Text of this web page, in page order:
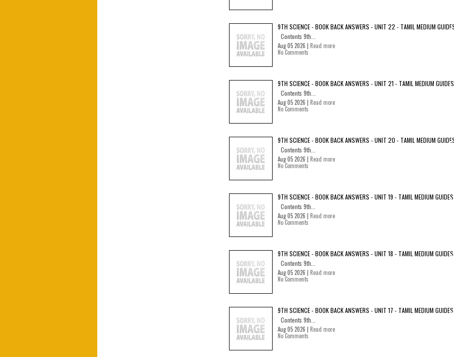
9TH SCIENCE - BOOK BACK ANSWERS - UNIT 22 - TAMIL MEDIUM
Contents 9th...
Aug 05 2026 | Read more
No Comments
9TH SCIENCE - BOOK BACK ANSWERS - UNIT 21 - TAMIL MEDIUM GUIDES
Contents 9th...
Aug 05 2026 | Read more
No Comments
9TH SCIENCE - BOOK BACK ANSWERS - UNIT 20 - TAMIL MEDIUM
Contents 9th...
Aug 05 2026 | Read more
No Comments
9TH SCIENCE - BOOK BACK ANSWERS - UNIT 19 - TAMIL MEDIUM GUIDES
Contents 9th...
Aug 05 2026 | Read more
No Comments
9TH SCIENCE - BOOK BACK ANSWERS - UNIT 18 - TAMIL MEDIUM GUIDES
Contents 9th...
Aug 05 2026 | Read more
No Comments
9TH SCIENCE - BOOK BACK ANSWERS - UNIT 17 - TAMIL MEDIUM GUIDES
Contents 9th...
Aug 05 2026 | Read more
No Comments